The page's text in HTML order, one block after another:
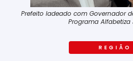
Prefeito ladeado com Governador
Programa Alfabetiza
REGIÃO